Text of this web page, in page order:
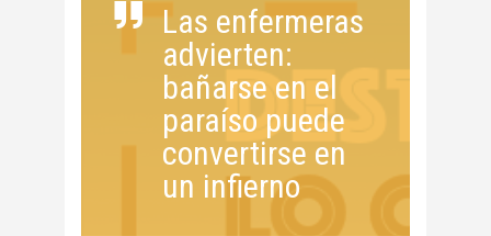
Las enfermeras
advierten:
bañarse en el
paraíso puede
convertirse en
un infierno